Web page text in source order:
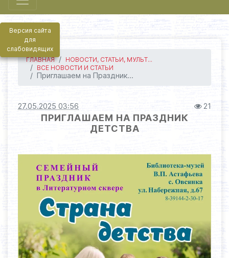
Версия сайта
для
слабовидящих
ГЛАВНАЯ
НОВОСТИ, СТАТЬИ, МУЛЬТ...
ВСЕ НОВОСТИ И СТАТЬИ
Приглашаем на Праздник...
27.05.2025 03:56 21
ПРИГЛАШАЕМ НА ПРАЗДНИК
ДЕТСТВА